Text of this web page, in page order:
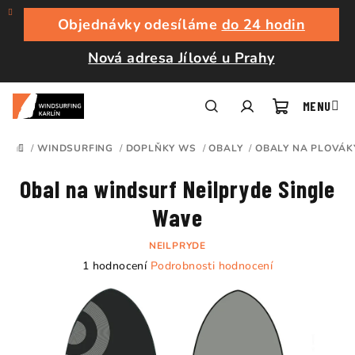
Přejít
obsah
Objednávky odesíláme do 24 hodin
Nová adresa Jílové u Prahy
košík
DOMŮ
/ WINDSURFING / DOPLŇKY WS / OBALY / OBALY NA
Obal na windsurf Neilpryde Single
Wave
NEILPRYDE
Průměrné
produktu
je
5,0
z
1 hodnocení Podrobnosti hodnocení